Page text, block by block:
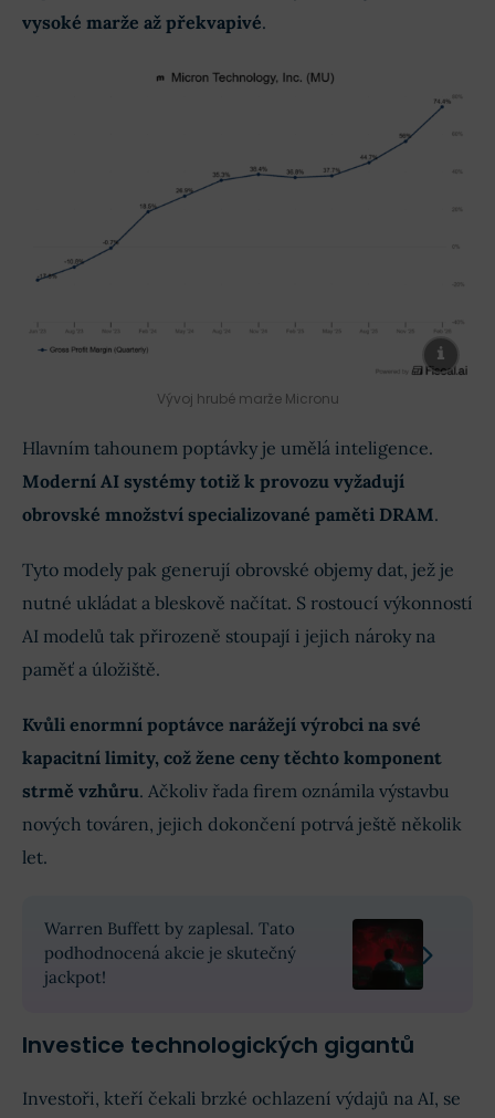
vysoké marže až překvapivé.
Vývoj hrubé marže Micronu
Hlavním tahounem poptávky je umělá inteligence.
Moderní AI systémy totiž k provozu vyžadují
obrovské množství specializované paměti DRAM.
Tyto modely pak generují obrovské objemy dat, jež je
nutné ukládat a bleskově načítat. S rostoucí výkonností
AI modelů tak přirozeně stoupají i jejich nároky na
paměť a úložiště.
Kvůli enormní poptávce narážejí výrobci na své
kapacitní limity, což žene ceny těchto komponent
strmě vzhůru. Ačkoliv řada firem oznámila výstavbu
nových továren, jejich dokončení potrvá ještě několik
let.
Warren Buffett by zaplesal. Tato
podhodnocená akcie je skutečný
jackpot!
Investice technologických gigantů
Investoři, kteří čekali brzké ochlazení výdajů na AI, se